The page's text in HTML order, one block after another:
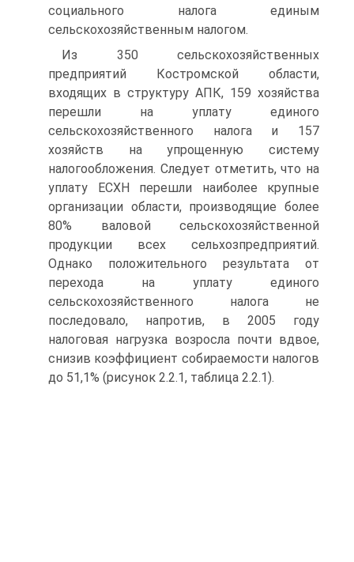
социального налога единым
сельскохозяйственным налогом.
Из 350 сельскохозяйственных
предприятий Костромской области,
входящих в структуру АПК, 159 хозяйства
перешли на уплату единого
сельскохозяйственного налога и 157
хозяйств на упрощенную систему
налогообложения. Следует отметить, что на
уплату ЕСХН перешли наиболее крупные
организации области, производящие более
80% валовой сельскохозяйственной
продукции всех сельхозпредприятий.
Однако положительного результата от
перехода на уплату единого
сельскохозяйственного налога не
последовало, напротив, в 2005 году
налоговая нагрузка возросла почти вдвое,
снизив коэффициент собираемости налогов
до 51,1% (рисунок 2.2.1, таблица 2.2.1).